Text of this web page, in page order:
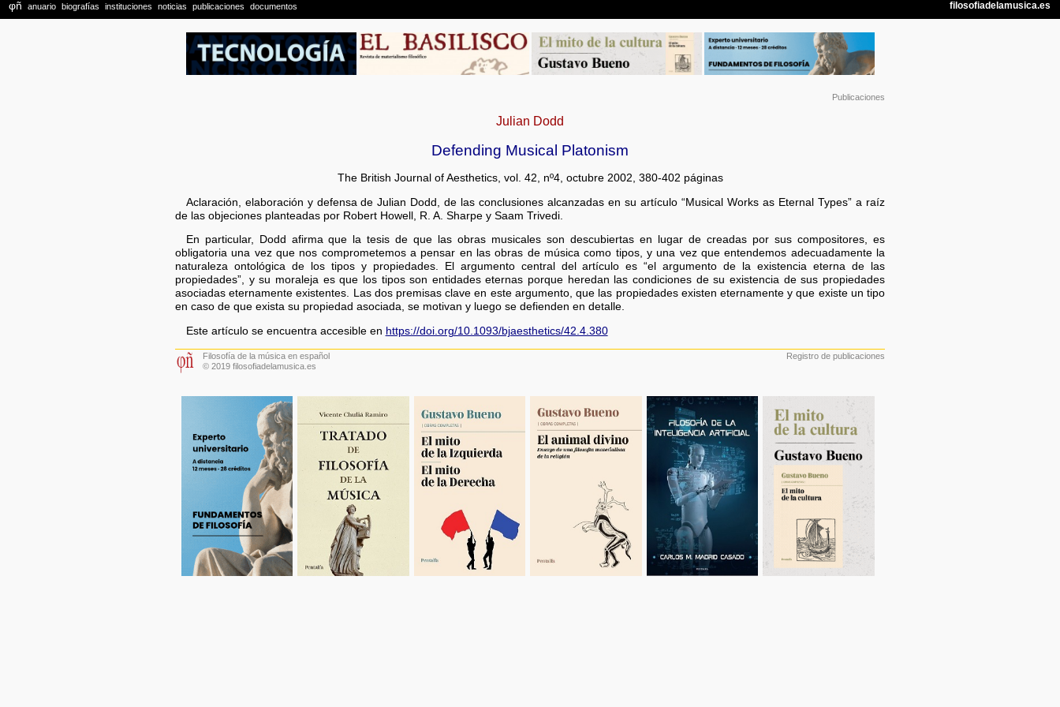
Publicaciones
Julian Dodd
Defending Musical Platonism
The British Journal of Aesthetics, vol. 42, nº4, octubre 2002, 380-402 páginas
Aclaración, elaboración y defensa de Julian Dodd, de las conclusiones alcanzadas en su artículo “Musical Works as Eternal Types” a raíz
de las objeciones planteadas por Robert Howell, R. A. Sharpe y Saam Trivedi.
En particular, Dodd afirma que la tesis de que las obras musicales son descubiertas en lugar de creadas por sus compositores, es
obligatoria una vez que nos comprometemos a pensar en las obras de música como tipos, y una vez que entendemos adecuadamente la
naturaleza ontológica de los tipos y propiedades. El argumento central del artículo es “el argumento de la existencia eterna de las
propiedades”, y su moraleja es que los tipos son entidades eternas porque heredan las condiciones de su existencia de sus propiedades
asociadas eternamente existentes. Las dos premisas clave en este argumento, que las propiedades existen eternamente y que existe un tipo
en caso de que exista su propiedad asociada, se motivan y luego se defienden en detalle.
Este artículo se encuentra accesible en https://doi.org/10.1093/bjaesthetics/42.4.380
Filosofía de la música en español
© 2019 filosofiadelamusica.es
Registro de publicaciones